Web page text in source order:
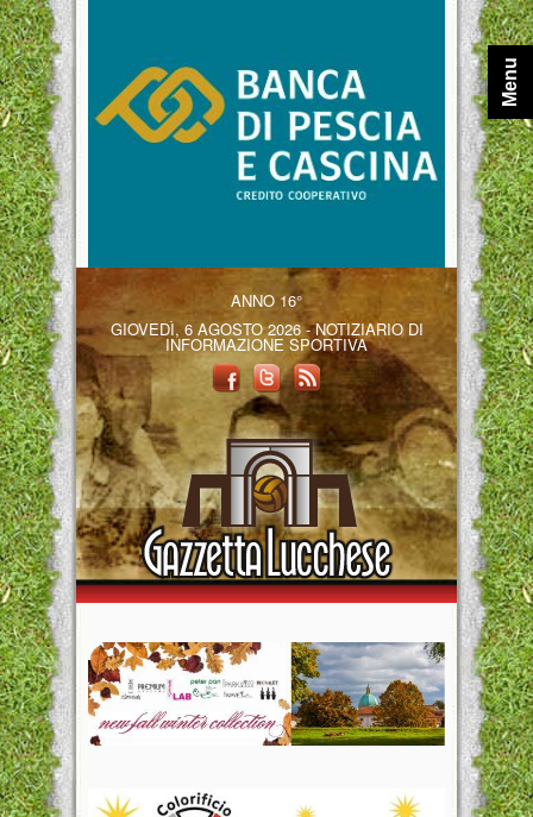
ANNO 16°
GIOVEDÌ, 6 AGOSTO 2026 - NOTIZIARIO DI
INFORMAZIONE SPORTIVA
Menu